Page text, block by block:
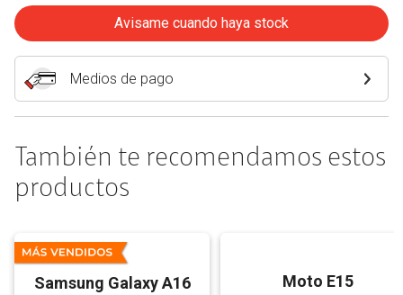
Avisame cuando haya stock
Medios de pago
También te recomendamos estos
productos
Samsung Galaxy A16 Moto E15